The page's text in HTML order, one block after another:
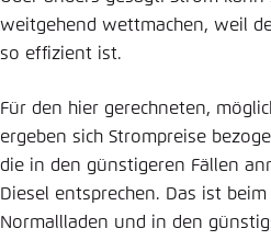
weitgehend wettmachen, weil
so effizient ist.
Für den hier gerechneten,
ergeben sich Strompreise
die in den günstigeren Fällen
Diesel entsprechen. Das ist
Normallladen und in den